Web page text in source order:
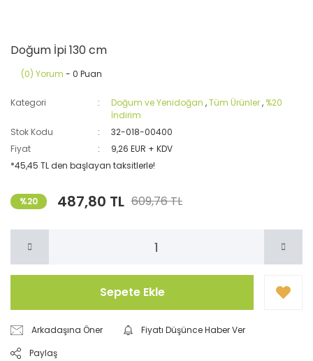
Doğum İpi 130 cm
(0) Yorum - 0 Puan
Kategori Doğum ve Yenidoğan ,Tüm Ürünler, %20
İndirim
Stok Kodu
32-018-00400
Fiyat
9,26 EUR + KDV
*45,45 TL den başlayan taksitlerle!
%20 487,80 TL 609,76 TL
Sepete Ekle
Arkadaşına Öner
Fiyatı Düşünce Haber Ver
Paylaş